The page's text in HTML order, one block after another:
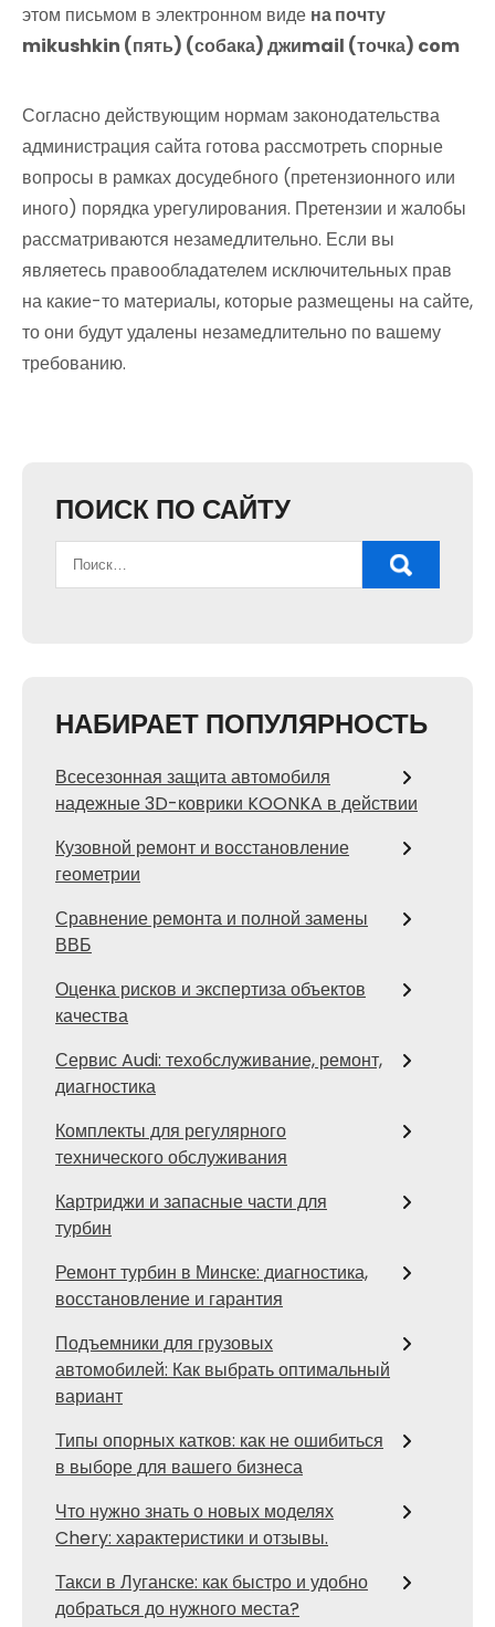
этом письмом в электронном виде на почту
mikushkin (пять) (собака) джиmail (точка) com
Согласно действующим нормам законодательства
администрация сайта готова рассмотреть спорные
вопросы в рамках досудебного (претензионного или
иного) порядка урегулирования. Претензии и жалобы
рассматриваются незамедлительно. Если вы
являетесь правообладателем исключительных прав
на какие-то материалы, которые размещены на сайте,
то они будут удалены незамедлительно по вашему
требованию.
ПОИСК ПО САЙТУ
НАБИРАЕТ ПОПУЛЯРНОСТЬ
Всесезонная защита автомобиля
надежные 3D-коврики KOONKA в действии
Кузовной ремонт и восстановление
геометрии
Сравнение ремонта и полной замены
ВВБ
Оценка рисков и экспертиза объектов
качества
Сервис Audi: техобслуживание, ремонт,
диагностика
Комплекты для регулярного
технического обслуживания
Картриджи и запасные части для
турбин
Ремонт турбин в Минске: диагностика,
восстановление и гарантия
Подъемники для грузовых
автомобилей: Как выбрать оптимальный
вариант
Типы опорных катков: как не ошибиться
в выборе для вашего бизнеса
Что нужно знать о новых моделях
Chery: характеристики и отзывы.
Такси в Луганске: как быстро и удобно
добраться до нужного места?